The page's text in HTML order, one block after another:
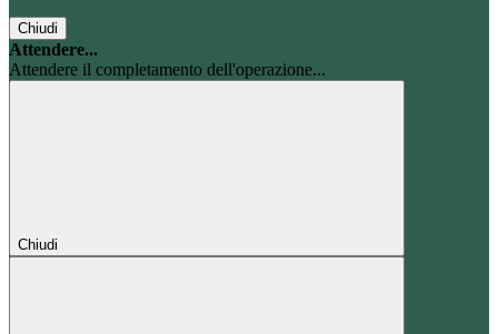
Chiudi
Attendere...
Attendere il completamento dell'operazione...
Chiudi